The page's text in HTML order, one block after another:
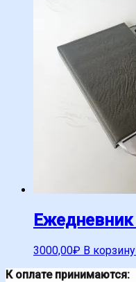
3000,00₽ В корзину
К оплате принимаются: